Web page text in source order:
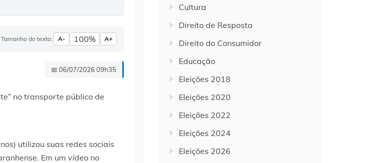
Tamanho do texto: A- 100% A+
📅 06/07/2026 09h35
utilizou suas redes sociais
Em um vídeo no
Cultura
Direito de Resposta
Direito do Consumidor
Educação
Eleições 2018
Eleições 2020
Eleições 2022
Eleições 2024
Eleições 2026